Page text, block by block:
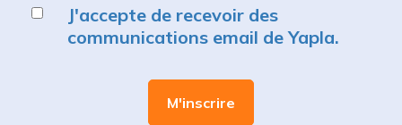
J'accepte de recevoir des
communications email de Yapla.